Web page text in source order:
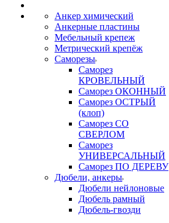
Анкер химический
Анкерные пластины
Мебельный крепеж
Метрический крепёж
Саморезы
Саморез
КРОВЕЛЬНЫЙ
Саморез ОКОННЫЙ
Саморез ОСТРЫЙ
(клоп)
Саморез СО
СВЕРЛОМ
Саморез
УНИВЕРСАЛЬНЫЙ
Саморез ПО ДЕРЕВУ
Дюбели, анкеры
Дюбели нейлоновые
Дюбель рамный
Дюбель-гвозди